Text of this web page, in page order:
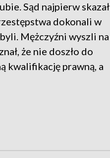
Sąd najpierw skazał
dokonali w
Mężczyźni wyszli na
że nie doszło do
kwalifikację prawną, a